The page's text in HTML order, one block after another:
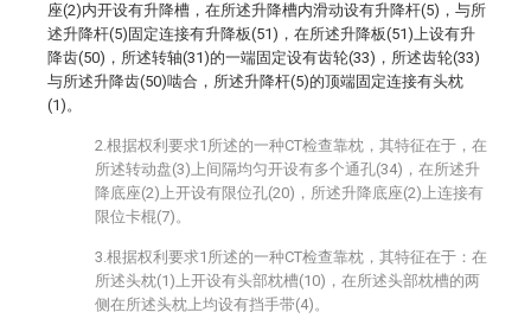
座(2)内开设有升降槽，在所述升降槽内滑动设有升降杆(5)，与所
述升降杆(5)固定连接有升降板(51)，在所述升降板(51)上设有升
降齿(50)，所述转轴(31)的一端固定设有齿轮(33)，所述齿轮(33)
与所述升降齿(50)啮合，所述升降杆(5)的顶端固定连接有头枕
(1)。
2.根据权利要求1所述的一种CT检查靠枕，其特征在于，在
所述转动盘(3)上间隔均匀开设有多个通孔(34)，在所述升
降底座(2)上开设有限位孔(20)，所述升降底座(2)上连接有
限位卡棍(7)。
3.根据权利要求1所述的一种CT检查靠枕，其特征在于：在
所述头枕(1)上开设有头部枕槽(10)，在所述头部枕槽的两
侧在所述头枕上均设有挡手带(4)。